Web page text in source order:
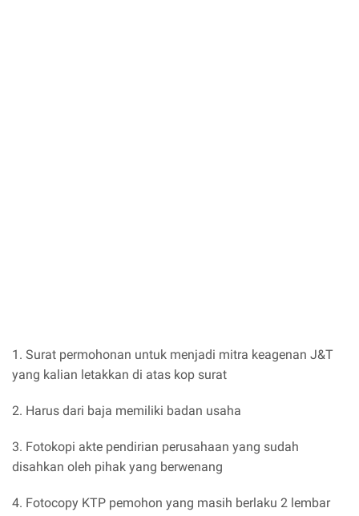
1. Surat permohonan untuk menjadi mitra keagenan J&T
yang kalian letakkan di atas kop surat
2. Harus dari baja memiliki badan usaha
3. Fotokopi akte pendirian perusahaan yang sudah
disahkan oleh pihak yang berwenang
4. Fotocopy KTP pemohon yang masih berlaku 2 lembar